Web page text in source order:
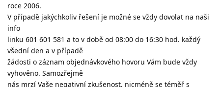
roce 2006.
V případě jakýchkoliv řešení je možné se vždy dovolat na naši
info
linku 601 601 581 a to v době od 08:00 do 16:30 hod. každý
všední den a v případě
žádosti o záznam objednávkového hovoru Vám bude vždy
vyhověno. Samozřejmě
nás mrzí Vaše negativní zkušenost, nicméně se téměř s